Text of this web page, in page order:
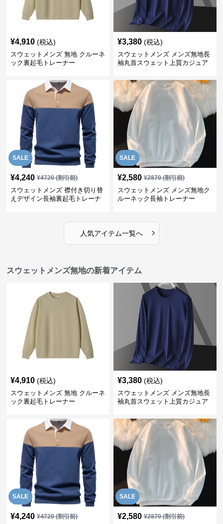
¥4,910 (税込)
スウェットメンズ 無地 クルーネ
ック裏起毛トレーナー
¥3,380 (税込)
スウェットメンズ メンズ無地長
袖丸首スウェット上質カジュア
SALE
¥4,240 ¥4720(割引前)
スウェットメンズ 襟付き切り替
えデザイン長袖裏起毛トレーナ
SALE
¥2,580 ¥2870(割引前)
スウェットメンズ メンズ無地ク
ルーネック長袖トレーナー
人気アイテム一覧へ ›
スウェットメンズ無地の新着アイテム
¥4,910 (税込)
スウェットメンズ 無地 クルーネ
ック裏起毛トレーナー
¥3,380 (税込)
スウェットメンズ メンズ無地長
袖丸首スウェット上質カジュア
SALE
¥4,240 ¥4720(割引前)
SALE
¥2,580 ¥2870(割引前)